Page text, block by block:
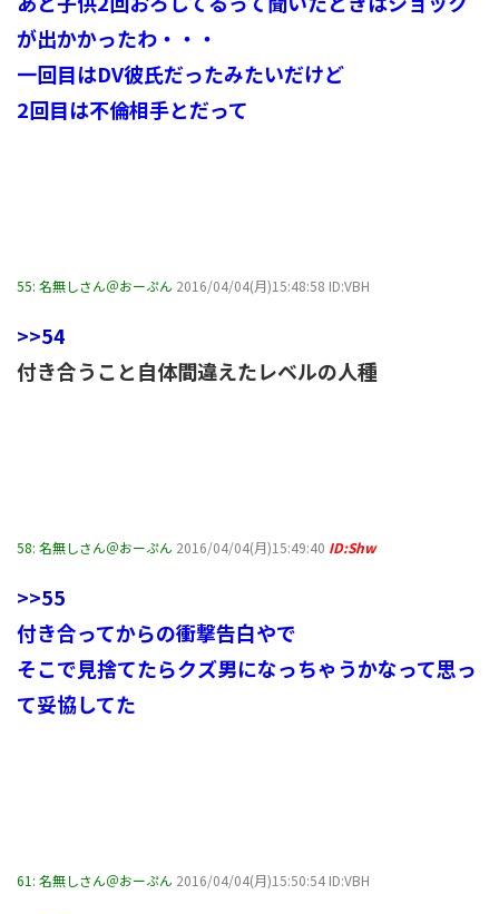
が出かかったわ・・・
一回目はDV彼氏だったみたいだけど
2回目は不倫相手とだって
55: 名無しさん＠おーぷん 2016/04/04(月)15:48:58 ID:VBH
>>54
付き合うこと自体間違えたレベルの人種
58: 名無しさん＠おーぷん 2016/04/04(月)15:49:40 ID:Shw
>>55
付き合ってからの衝撃告白やで
そこで見捨てたらクズ男になっちゃうかなって思っ
て妥協してた
61: 名無しさん＠おーぷん 2016/04/04(月)15:50:54 ID:VBH